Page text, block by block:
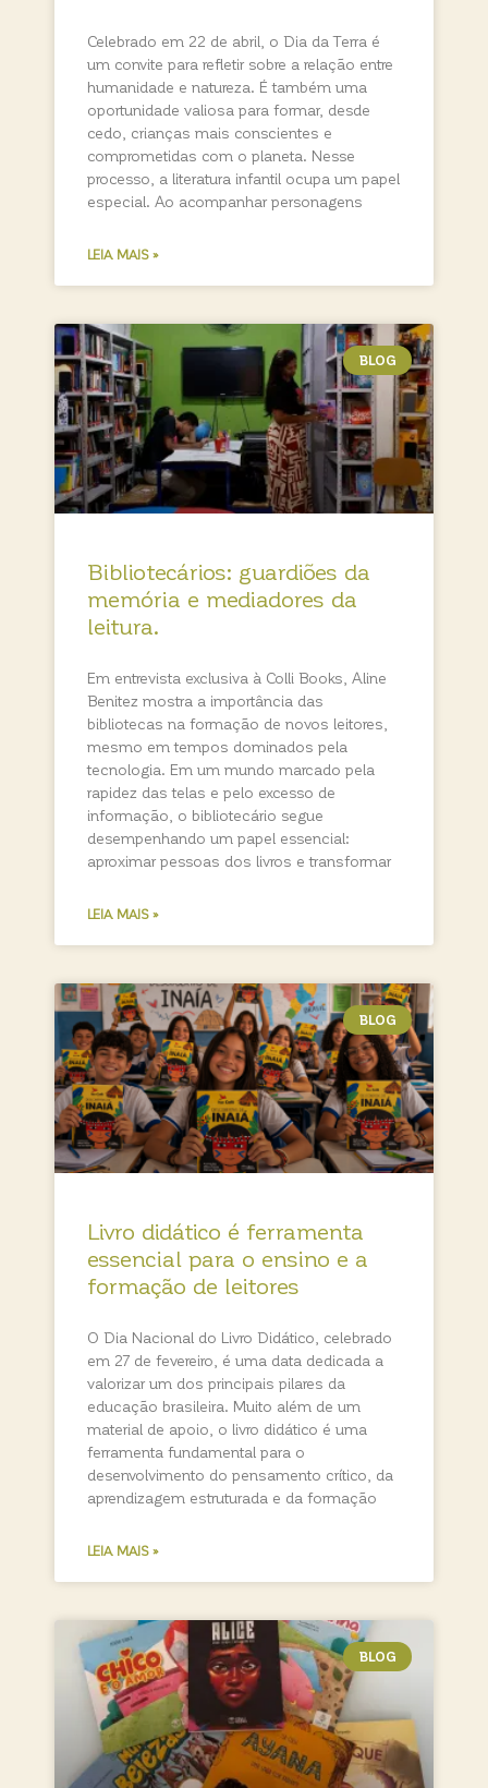
Celebrado em 22 de abril, o Dia da Terra é
um convite para refletir sobre a relação entre
humanidade e natureza. É também uma
oportunidade valiosa para formar, desde
cedo, crianças mais conscientes e
comprometidas com o planeta. Nesse
processo, a literatura infantil ocupa um papel
especial. Ao acompanhar personagens
LEIA MAIS »
BLOG
Bibliotecários: guardiões da
memória e mediadores da
leitura.
Em entrevista exclusiva à Colli Books, Aline
Benitez mostra a importância das
bibliotecas na formação de novos leitores,
mesmo em tempos dominados pela
tecnologia. Em um mundo marcado pela
rapidez das telas e pelo excesso de
informação, o bibliotecário segue
desempenhando um papel essencial:
aproximar pessoas dos livros e transformar
LEIA MAIS »
BLOG
Livro didático é ferramenta
essencial para o ensino e a
formação de leitores
O Dia Nacional do Livro Didático, celebrado
em 27 de fevereiro, é uma data dedicada a
valorizar um dos principais pilares da
educação brasileira. Muito além de um
material de apoio, o livro didático é uma
ferramenta fundamental para o
desenvolvimento do pensamento crítico, da
aprendizagem estruturada e da formação
LEIA MAIS »
BLOG